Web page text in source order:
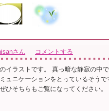
さん コメントする
イラストです。 真っ暗な静寂の中
ュニケーションをとっているそう
ひそちらもご覧になってください。